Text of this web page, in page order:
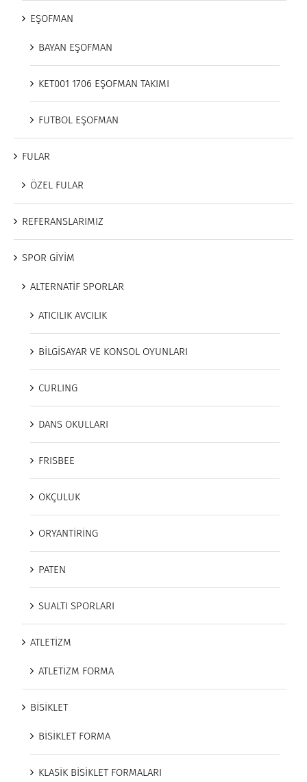
EŞOFMAN
BAYAN EŞOFMAN
KET001 1706 EŞOFMAN TAKIMI
FUTBOL EŞOFMAN
FULAR
ÖZEL FULAR
REFERANSLARIMIZ
SPOR GİYİM
ALTERNATİF SPORLAR
ATICILIK AVCILIK
BİLGİSAYAR VE KONSOL OYUNLARI
CURLING
DANS OKULLARI
FRISBEE
OKÇULUK
ORYANTİRİNG
PATEN
SUALTI SPORLARI
ATLETİZM
ATLETİZM FORMA
BİSİKLET
BİSİKLET FORMA
KLASİK BİSİKLET FORMALARI